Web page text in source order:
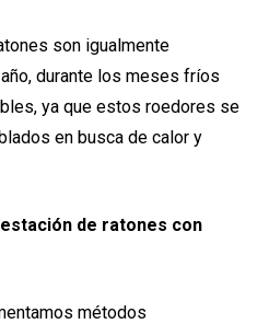
son igualmente
durante los meses fríos
ya que estos roedores se
en busca de calor y
de ratones con
métodos